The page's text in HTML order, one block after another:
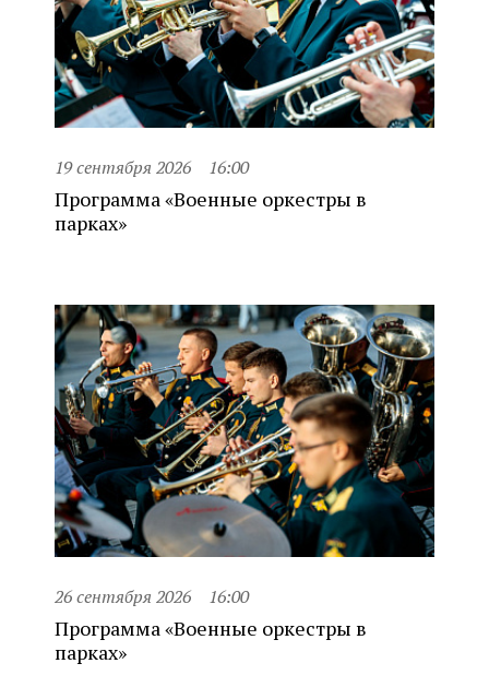
19 сентября 2026 16:00
Программа «Военные оркестры в
парках»
26 сентября 2026 16:00
Программа «Военные оркестры в
парках»